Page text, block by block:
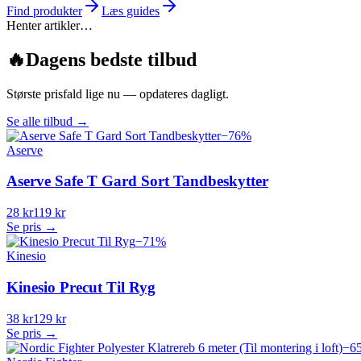
Find produkter
Læs guides
Henter artikler…
🔥Dagens bedste tilbud
Største prisfald lige nu — opdateres dagligt.
Se alle tilbud →
−76%
Aserve
Aserve Safe T Gard Sort Tandbeskytter
28 kr119 kr
Se pris →
−71%
Kinesio
Kinesio Precut Til Ryg
38 kr129 kr
Se pris →
−